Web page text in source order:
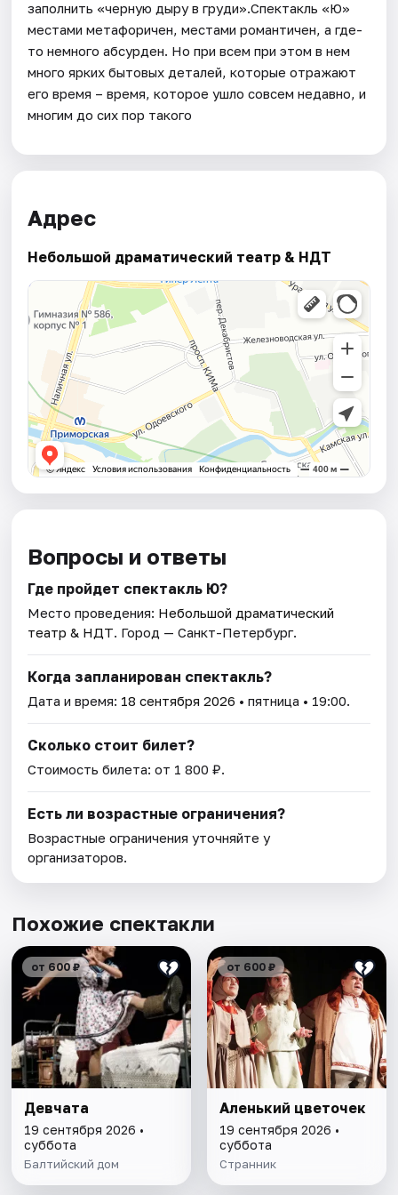
заполнить «черную дыру в груди».Спектакль «Ю»
местами метафоричен, местами романтичен, а где-
то немного абсурден. Но при всем при этом в нем
много ярких бытовых деталей, которые отражают
его время – время, которое ушло совсем недавно, и
многим до сих пор такого
Адрес
Небольшой драматический театр & НДТ
Вопросы и ответы
Где пройдет спектакль Ю?
Место проведения: Небольшой драматический
театр & НДТ. Город — Санкт-Петербург.
Когда запланирован спектакль?
Дата и время: 18 сентября 2026 • пятница • 19:00.
Сколько стоит билет?
Стоимость билета: от 1 800 ₽.
Есть ли возрастные ограничения?
Возрастные ограничения уточняйте у
организаторов.
Похожие спектакли
от 600 ₽
Девчата
19 сентября 2026 •
суббота
Балтийский дом
от 600 ₽
Аленький цветочек
19 сентября 2026 •
суббота
Странник